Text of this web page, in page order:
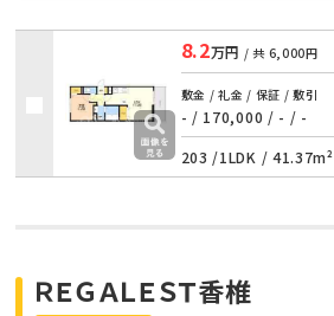
8.2万円 / 共 6,000円
敷金 / 礼金 / 保証 / 敷引
- / 170,000 / - / -
203 /1LDK / 41.37m²
ＲＥＧＡＬＥＳＴ香椎